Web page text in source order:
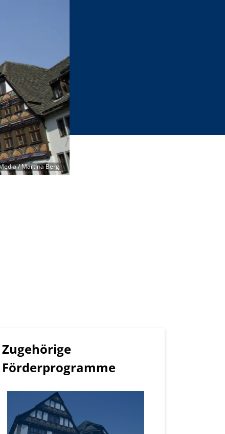
/ Martina Berg
Zugehörige
Förderprogramme